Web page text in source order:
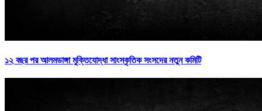
১২ বছর পর আলমডাঙ্গা মুক্তিযোদ্ধা সাংস্কৃতিক সংসদের নতুন কমিটি